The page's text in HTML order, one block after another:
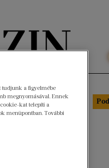
HÍREK Libri Portré
tudjunk a figyelmébe
megnyomásával. Ennek
kat telepíti a
menüpontban. További